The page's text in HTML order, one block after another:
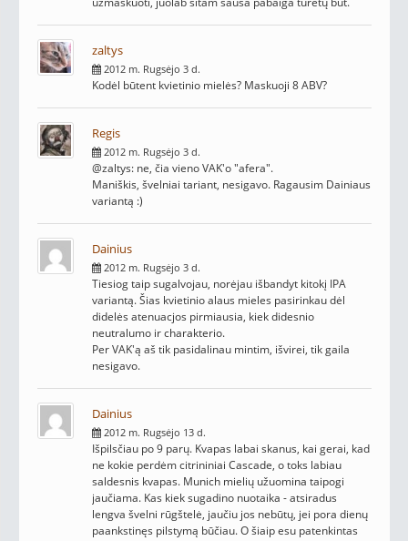
zaltys
2012 m. Rugsėjo 3 d.
Kodėl būtent kvietinio mielės? Maskuoji 8 ABV?
Regis
2012 m. Rugsėjo 3 d.
@zaltys: ne, čia vieno VAK'o "afera".
Maniškis, švelniai tariant, nesigavo. Ragausim Dainiaus
variantą :)
Dainius
2012 m. Rugsėjo 3 d.
Tiesiog taip sugalvojau, norėjau išbandyt kitokį IPA
variantą. Šias kvietinio alaus mieles pasirinkau dėl
didelės atenuacjos pirmiausia, kiek didesnio
neutralumo ir charakterio.
Per VAK'ą aš tik pasidalinau mintim, išvirei, tik gaila
nesigavo.
Dainius
2012 m. Rugsėjo 13 d.
Išpilsčiau po 9 parų. Kvapas labai skanus, kai gerai, kad
ne kokie perdėm citrininiai Cascade, o toks labiau
saldesnis kvapas. Munich mielių užuomina taipogi
jaučiama. Kas kiek sugadino nuotaika - atsiradus
lengva švelni rūgštelė, jaučiu jos nebūtų, jei pora dienų
paankstinęs pilstymą būčiau. O šiaip esu patenkintas